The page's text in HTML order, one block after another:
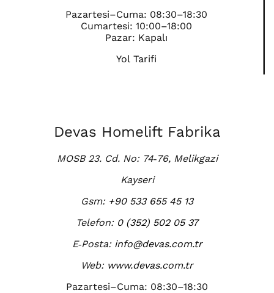
Pazartesi–Cuma: 08:30–18:30
Cumartesi: 10:00–18:00
Pazar: Kapalı
Yol Tarifi
Devas Homelift Fabrika
MOSB 23. Cd. No: 74‑76, Melikgazi
Kayseri
Gsm: +90 533 655 45 13
Telefon: 0 (352) 502 05 37
E‑Posta: info@devas.com.tr
Web: www.devas.com.tr
Pazartesi–Cuma: 08:30–18:30